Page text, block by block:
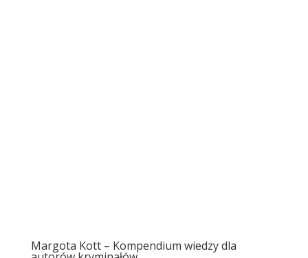
Margota Kott – Kompendium wiedzy dla